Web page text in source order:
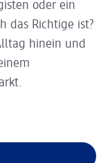
oder ein
das Richtige ist?
hinein und